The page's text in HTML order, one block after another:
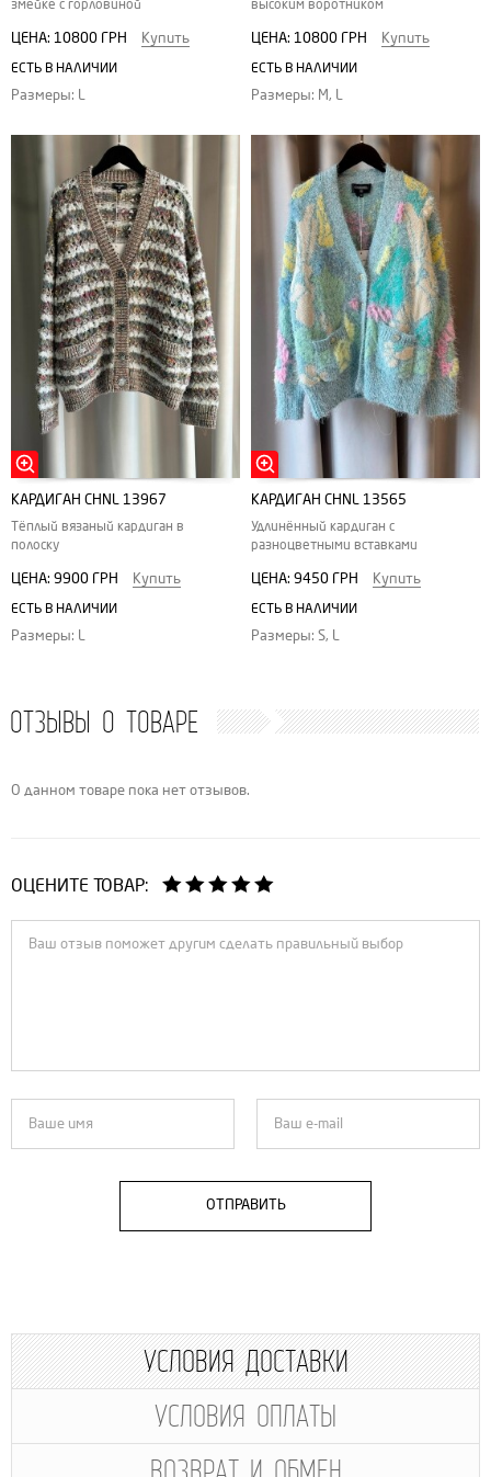
змейке с горловиной
ЦЕНА: 10800 ГРН Купить
ЕСТЬ В НАЛИЧИИ
Размеры: L
высоким воротником
ЦЕНА: 10800 ГРН Купить
ЕСТЬ В НАЛИЧИИ
Размеры: M, L
КАРДИГАН CHNL 13967
Тёплый вязаный кардиган в
полоску
ЦЕНА: 9900 ГРН Купить
ЕСТЬ В НАЛИЧИИ
Размеры: L
КАРДИГАН CHNL 13565
Удлинённый кардиган с
разноцветными вставками
ЦЕНА: 9450 ГРН Купить
ЕСТЬ В НАЛИЧИИ
Размеры: S, L
ОТЗЫВЫ О ТОВАРЕ
О данном товаре пока нет отзывов.
ОЦЕНИТЕ ТОВАР:
ОТПРАВИТЬ
УСЛОВИЯ ДОСТАВКИ
УСЛОВИЯ ОПЛАТЫ